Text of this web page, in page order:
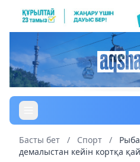
Басты бет / Спорт /
демалыстан кейін кортқа